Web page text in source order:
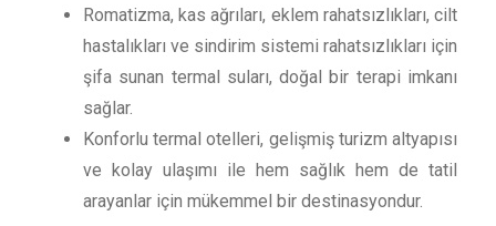
Romatizma, kas ağrıları, eklem rahatsızlıkları, cilt
hastalıkları ve sindirim sistemi rahatsızlıkları için
şifa sunan termal suları, doğal bir terapi imkanı
sağlar.
Konforlu termal otelleri, gelişmiş turizm altyapısı
ve kolay ulaşımı ile hem sağlık hem de tatil
arayanlar için mükemmel bir destinasyondur.